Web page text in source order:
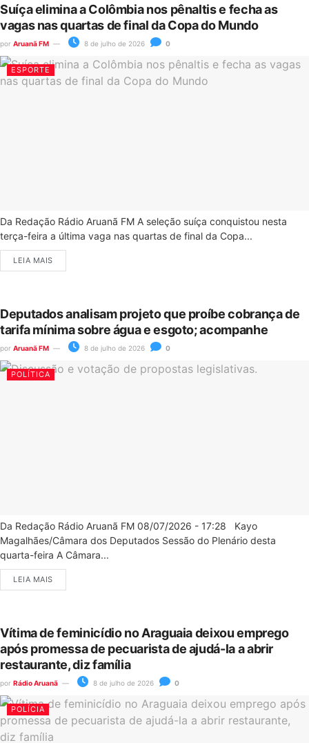
Suíça elimina a Colômbia nos pênaltis e fecha as
vagas nas quartas de final da Copa do Mundo
por Aruanã FM 8 de julho de 2026 0
ESPORTE
Da Redação Rádio Aruanã FM A seleção suíça conquistou nesta
terça-feira a última vaga nas quartas de final da Copa...
LEIA MAIS
Deputados analisam projeto que proíbe cobrança de
tarifa mínima sobre água e esgoto; acompanhe
por Aruanã FM 8 de julho de 2026 0
POLÍTICA
Da Redação Rádio Aruanã FM 08/07/2026 - 17:28 Kayo
Magalhães/Câmara dos Deputados Sessão do Plenário desta
quarta-feira A Câmara...
LEIA MAIS
Vítima de feminicídio no Araguaia deixou emprego
após promessa de pecuarista de ajudá-la a abrir
restaurante, diz família
por Rádio Aruanã 8 de julho de 2026 0
POLÍCIA